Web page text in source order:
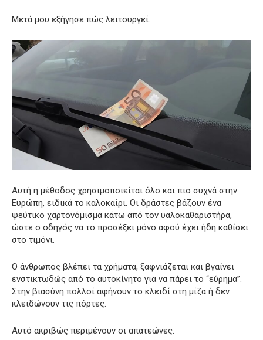
Μετά μου εξήγησε πώς λειτουργεί.
Αυτή η μέθοδος χρησιμοποιείται όλο και πιο συχνά στην
Ευρώπη, ειδικά το καλοκαίρι. Οι δράστες βάζουν ένα
ψεύτικο χαρτονόμισμα κάτω από τον υαλοκαθαριστήρα,
ώστε ο οδηγός να το προσέξει μόνο αφού έχει ήδη καθίσει
στο τιμόνι.
Ο άνθρωπος βλέπει τα χρήματα, ξαφνιάζεται και βγαίνει
ενστικτωδώς από το αυτοκίνητο για να πάρει το “εύρημα”.
Στην βιασύνη πολλοί αφήνουν το κλειδί στη μίζα ή δεν
κλειδώνουν τις πόρτες.
Αυτό ακριβώς περιμένουν οι απατεώνες.